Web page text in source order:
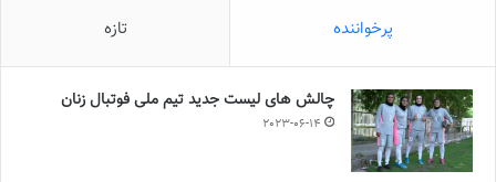
پرخواننده تازه
چالش هاى ليست جدید تيم ملى فوتبال زنان
2023-06-14